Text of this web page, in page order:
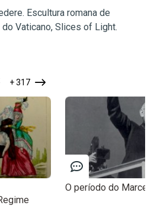
Escultura romana de
Vaticano, Slices of Light.
+ 317
O período do